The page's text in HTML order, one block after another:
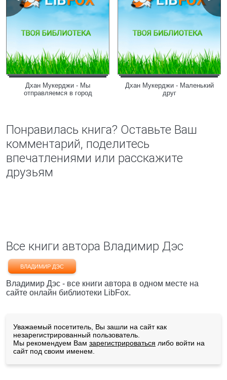
Дхан Мукерджи - Мы
отправляемся в город
Дхан Мукерджи - Маленький
друг
Понравилась книга? Оставьте Ваш
комментарий, поделитесь
впечатлениями или расскажите
друзьям
Все книги автора Владимир Дэс
ВЛАДИМИР ДЭС
Владимир Дэс - все книги автора в одном месте на
сайте онлайн библиотеки LibFox.
Уважаемый посетитель, Вы зашли на сайт как
незарегистрированный пользователь.
Мы рекомендуем Вам зарегистрироваться либо войти на
сайт под своим именем.